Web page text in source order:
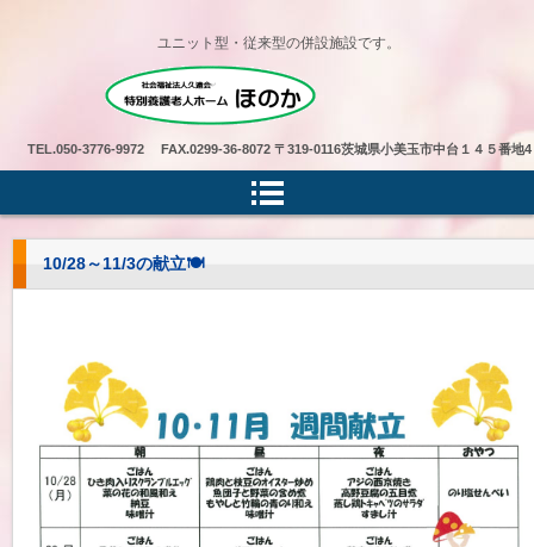
特別養護老人ホームほのか
ユニット型・従来型の併設施設です。
TEL.050-3776-9972 FAX.0299-36-8072 〒319-0116茨城県小美玉市中台１４５番地4
10/28～11/3の献立🍽